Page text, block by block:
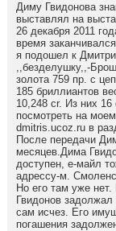
Диму Гвидонова
выставлял на
26 декабря 2011
время
я подошел к
,,безделушку,,-
золота 759 пр. с
185 бриллиантов
10,248 cr. Из них
посмотреть на
dmitris.ucoz.ru в
После передачи
месяцев.Дима
доступен, е-майл
адрессу-м.
Но его там уже
Гвидонов
сам исчез. Его
погашения